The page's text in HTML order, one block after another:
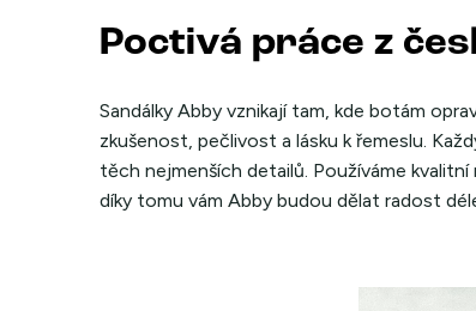
Poctivá práce z
Sandálky Abby vznikají tam, kde botám
zkušenost, pečlivost a lásku k řemeslu.
těch nejmenších detailů. Používáme kvalitní
díky tomu vám Abby budou dělat radost